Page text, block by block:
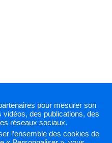
pour mesurer son
des publications, des
réseaux sociaux.
l’ensemble des cookies de
Cookies et traceurs
cookies